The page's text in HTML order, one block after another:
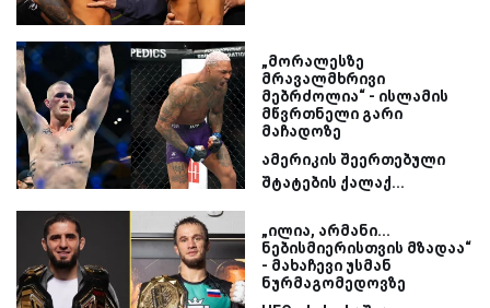
„მორალესზე
მრავალმხრივი
მებრძოლია“ - ისლამის
მწვრთნელი გარი
მაჩადოზე
ამერიკის შეერთებული
შტატების ქალაქ...
„ილია, არმანი...
ნებისმიერისთვის მზადაა“
- მახაჩევი უსმან
ნურმაგომედოვზე